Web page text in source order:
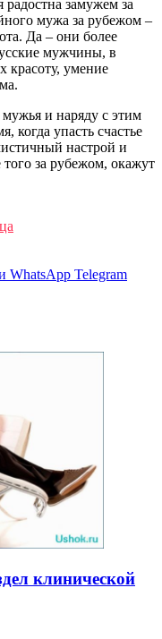
замужем за
мужа за рубежом –
Да – они более
мужчины, в
красоту, умение
и наряду с этим
когда упасть счастье
настрой и
за рубежом, окажут
WhatsApp Telegram
клинической